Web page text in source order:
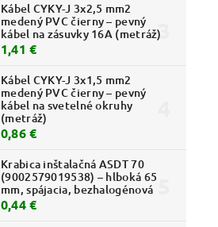
Kábel CYKY-J 3x2,5 mm2
medený PVC čierny – pevný
kábel na zásuvky 16A (metráž)
1,41 €
Kábel CYKY-J 3x1,5 mm2
medený PVC čierny – pevný
kábel na svetelné okruhy
(metráž)
0,86 €
Krabica inštalačná ASDT 70
(9002579019538) – hlboká 65
mm, spájacia, bezhalogénová
0,44 €